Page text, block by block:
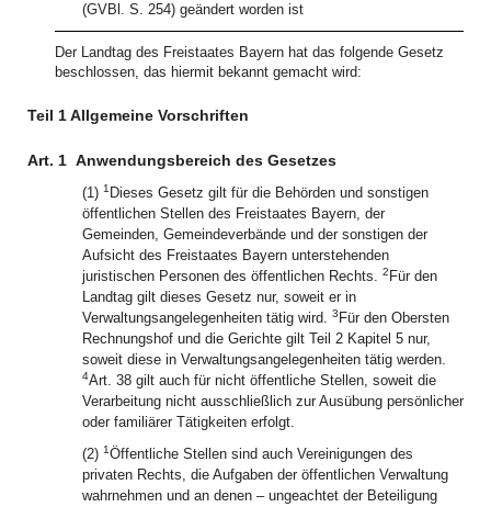
(GVBl. S. 254) geändert worden ist
Der Landtag des Freistaates Bayern hat das folgende Gesetz
beschlossen, das hiermit bekannt gemacht wird:
Teil 1 Allgemeine Vorschriften
Art. 1 Anwendungsbereich des Gesetzes
(1) 1 Dieses Gesetz gilt für die Behörden und sonstigen
öffentlichen Stellen des Freistaates Bayern, der
Gemeinden, Gemeindeverbände und der sonstigen der
Aufsicht des Freistaates Bayern unterstehenden
juristischen Personen des öffentlichen Rechts. 2 Für den
Landtag gilt dieses Gesetz nur, soweit er in
Verwaltungsangelegenheiten tätig wird. 3 Für den Obersten
Rechnungshof und die Gerichte gilt Teil 2 Kapitel 5 nur,
soweit diese in Verwaltungsangelegenheiten tätig werden.
4Art. 38 gilt auch für nicht öffentliche Stellen, soweit die
Verarbeitung nicht ausschließlich zur Ausübung persönlicher
oder familiärer Tätigkeiten erfolgt.
(2) 1Öffentliche Stellen sind auch Vereinigungen des
privaten Rechts, die Aufgaben der öffentlichen Verwaltung
wahrnehmen und an denen – ungeachtet der Beteiligung